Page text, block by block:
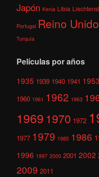
Japón Kenia Libia
Portugal Reino Unido
Turquía
Películas por años
1935 1939 1940 1941 1953
1960 1961 1962 1963
1969 1970 1972
1977 1979 1985 1986
1996 1997 2000 2001 2002
2009 2011